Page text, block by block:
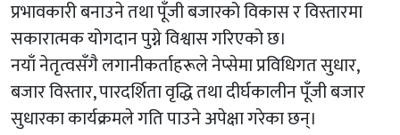
प्रभावकारी बनाउने तथा पूँजी बजारको विकास र विस्तारमा
सकारात्मक योगदान पुग्ने विश्वास गरिएको छ।
नयाँ नेतृत्वसँगै लगानीकर्ताहरूले नेप्सेमा प्रविधिगत सुधार,
बजार विस्तार, पारदर्शिता वृद्धि तथा दीर्घकालीन पूँजी बजार
सुधारका कार्यक्रमले गति पाउने अपेक्षा गरेका छन्।